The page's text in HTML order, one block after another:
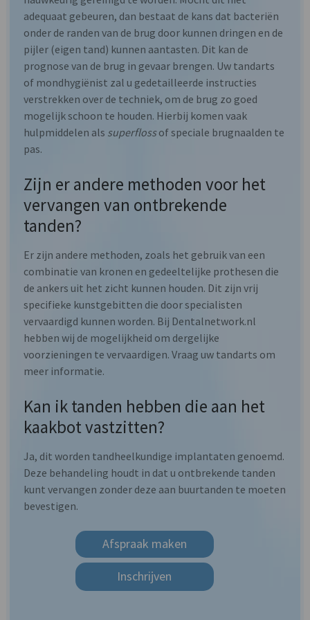
adequaat gebeuren, dan bestaat de kans dat bacteriën
onder de randen van de brug door kunnen dringen en de
pijler (eigen tand) kunnen aantasten. Dit kan de
prognose van de brug in gevaar brengen. Uw tandarts
of mondhygiënist zal u gedetailleerde instructies
verstrekken over de techniek, om de brug zo goed
mogelijk schoon te houden. Hierbij komen vaak
hulpmiddelen als superflossof speciale brugnaalden te
pas.
Zijn er andere methoden voor het
vervangen van ontbrekende
tanden?
Er zijn andere methoden, zoals het gebruik van een
combinatie van kronen en gedeeltelijke prothesen die
de ankers uit het zicht kunnen houden. Dit zijn vrij
specifieke kunstgebitten die door specialisten
vervaardigd kunnen worden. Bij Dentalnetwork.nl
hebben wij de mogelijkheid om dergelijke
voorzieningen te vervaardigen. Vraag uw tandarts om
meer informatie.
Kan ik tanden hebben die aan het
kaakbot vastzitten?
Ja, dit worden tandheelkundige implantaten genoemd.
Deze behandeling houdt in dat u ontbrekende tanden
kunt vervangen zonder deze aan buurtanden te moeten
bevestigen.
Afspraak maken
Inschrijven